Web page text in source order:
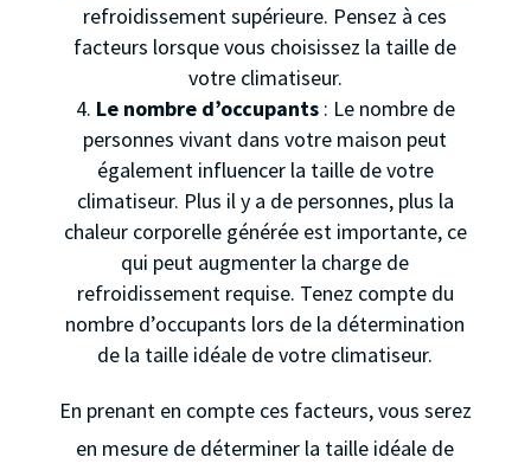
refroidissement supérieure. Pensez à ces
facteurs lorsque vous choisissez la taille de
votre climatiseur.
Le nombre d’occupants: Le nombre de
personnes vivant dans votre maison peut
également influencer la taille de votre
climatiseur. Plus il y a de personnes, plus la
chaleur corporelle générée est importante, ce
qui peut augmenter la charge de
refroidissement requise. Tenez compte du
nombre d’occupants lors de la détermination
de la taille idéale de votre climatiseur.
En prenant en compte ces facteurs, vous serez
en mesure de déterminer la taille idéale de